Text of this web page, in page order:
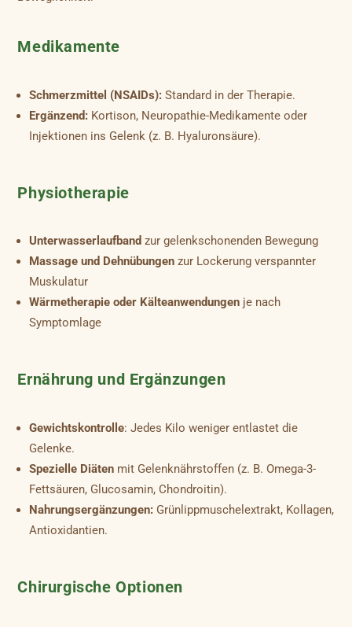
Medikamente
Schmerzmittel (NSAIDs): Standard in der Therapie.
Ergänzend: Kortison, Neuropathie-Medikamente oder
Injektionen ins Gelenk (z. B. Hyaluronsäure).
Physiotherapie
Unterwasserlaufband zur gelenkschonenden Bewegung
Massage und Dehnübungen zur Lockerung verspannter
Muskulatur
Wärmetherapie oder Kälteanwendungen je nach
Symptomlage
Ernährung und Ergänzungen
Gewichtskontrolle: Jedes Kilo weniger entlastet die
Gelenke.
Spezielle Diäten mit Gelenknährstoffen (z. B. Omega-3-
Fettsäuren, Glucosamin, Chondroitin).
Nahrungsergänzungen: Grünlippmuschelextrakt, Kollagen,
Antioxidantien.
Chirurgische Optionen